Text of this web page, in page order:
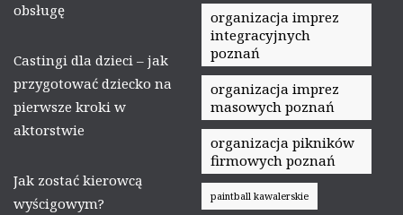
obsługę
Castingi dla dzieci – jak
przygotować dziecko na
pierwsze kroki w
aktorstwie
Jak zostać kierowcą
wyścigowym?
organizacja imprez
integracyjnych
poznań
organizacja imprez
masowych poznań
organizacja pikników
firmowych poznań
paintball kawalerskie